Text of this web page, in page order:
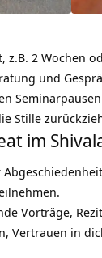
z.B. 2 Wochen
und
Stille
im
Vorträge,
Vertrauen in